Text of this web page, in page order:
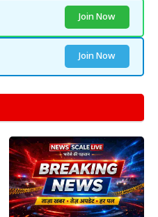
Join Now
Join Now